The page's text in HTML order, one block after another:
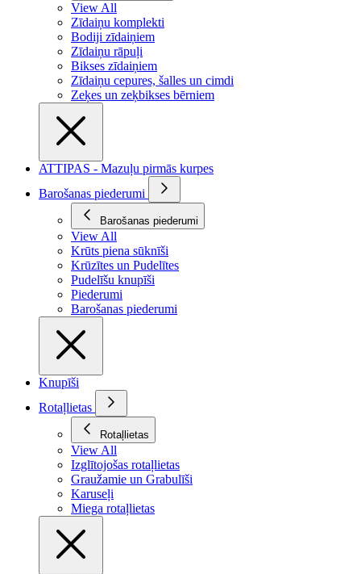
View All
Zīdaiņu komplekti
Bodiji zīdaiņiem
Zīdaiņu rāpuļi
Bikses zīdaiņiem
Zīdaiņu cepures, šalles un cimdi
Zeķes un zeķbikses bērniem
ATTIPAS - Mazuļu pirmās kurpes
Barošanas piederumi
Barošanas piederumi
View All
Krūts piena sūknīši
Krūzītes un Pudelītes
Pudelīšu knupīši
Piederumi
Barošanas piederumi
Knupīši
Rotaļlietas
Rotaļlietas
View All
Izglītojošas rotaļlietas
Graužamie un Grabulīši
Karuseļi
Miega rotaļlietas